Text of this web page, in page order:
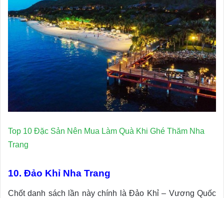
Top 10 Đặc Sản Nên Mua Làm Quà Khi Ghé Thăm Nha
Trang
10. Đảo Khỉ Nha Trang
Chốt danh sách lần này chính là Đảo Khỉ – Vương Quốc